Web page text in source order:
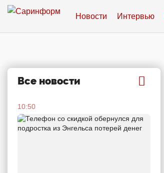
Новости Интервью
Все новости
10:50